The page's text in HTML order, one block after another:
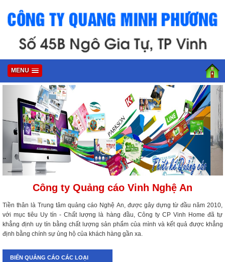
MENU
Công ty Quảng cáo Vinh Nghệ An
Tiền thân là Trung tâm quảng cáo Nghệ An, được gây dựng từ đầu năm 2010,
với mục tiêu Uy tín - Chất lượng là hàng đầu, Công ty CP Vinh Home đã tự
khẳng định uy tín bằng chất lượng sản phẩm của mình và kết quả được khẳng
định bằng chính sự ủng hộ của khách hàng gần xa.
BIỂN QUẢNG CÁO CÁC LOẠI